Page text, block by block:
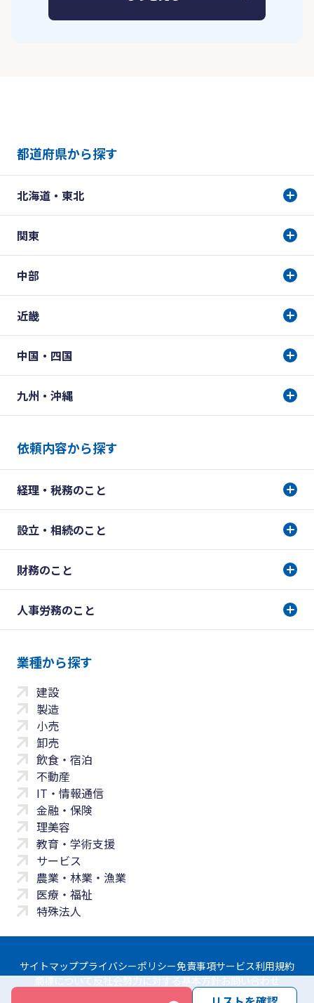
都道府県から探す
北海道・東北
関東
中部
近畿
中国・四国
九州・沖縄
依頼内容から探す
経理・税務のこと
設立・相続のこと
財務のこと
人事労務のこと
業種から探す
建設
製造
小売
卸売
飲食・宿泊
不動産
IT・情報通信
金融・保険
理美容
教育・学術支援
サービス
農業・林業・漁業
医療・福祉
特殊法人
サイトマッププライバシーポリシー免責事項サービス利用規約
商標について 反社会勢力に対する基本方針 お問い合わせ